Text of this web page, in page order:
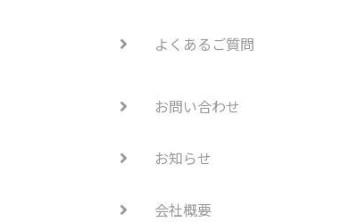
よくあるご質問
お問い合わせ
お知らせ
会社概要